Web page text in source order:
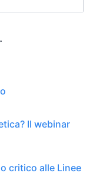
Il webinar
critico alle Linee